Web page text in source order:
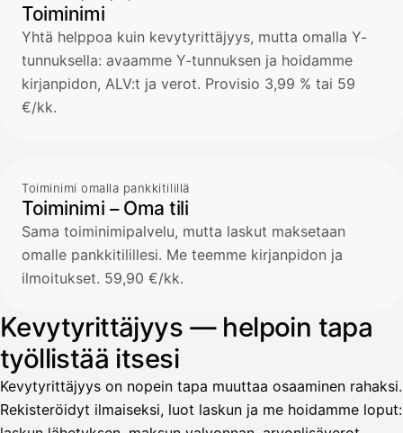
Toiminimi
Yhtä helppoa kuin kevytyrittäjyys, mutta omalla Y-
tunnuksella: avaamme Y-tunnuksen ja hoidamme
kirjanpidon, ALV:t ja verot. Provisio 3,99 % tai 59
€/kk.
Toiminimi omalla pankkitilillä
Toiminimi – Oma tili
Sama toiminimipalvelu, mutta laskut maksetaan
omalle pankkitilillesi. Me teemme kirjanpidon ja
ilmoitukset. 59,90 €/kk.
Kevytyrittäjyys — helpoin tapa
työllistää itsesi
Kevytyrittäjyys on nopein tapa muuttaa osaaminen rahaksi.
Rekisteröidyt ilmaiseksi, luot laskun ja me hoidamme loput: